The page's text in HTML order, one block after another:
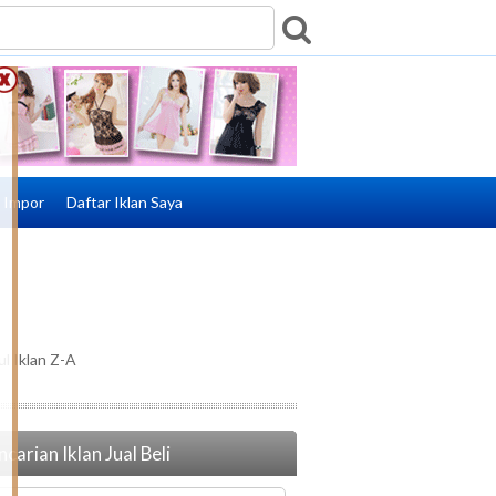
Impor Daftar Iklan Saya
Iklan Z-A
Iklan Jual Beli